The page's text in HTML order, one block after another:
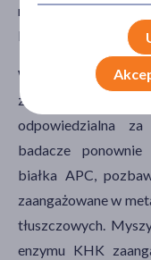
membran
lub natężenia stanu
W celu
zwiększona
odpowiedzialna
badacze
białka APC,
zaangażowane w
tłuszczowych.
enzymu KHK